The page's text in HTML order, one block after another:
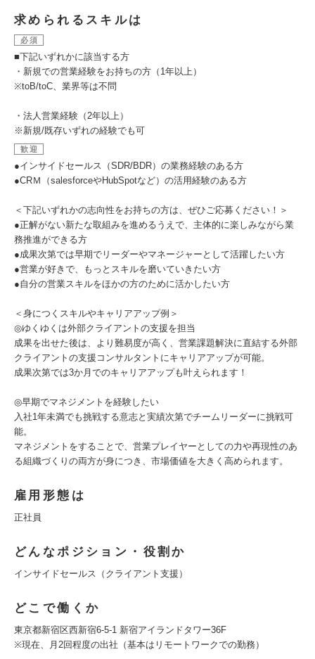
求められるスキルは
必須
■下記いずれかに該当する方
・新規での営業経験をお持ちの方（1年以上）
※toB/toC、業界等は不問
・法人営業経験（2年以上）
※新規/既存いずれの経験でも可
歓迎
●インサイドセールス（SDR/BDR）の業務経験のある方
●CRＭ（salesforceやHubSpotなど）の活用経験のある方
＜下記いずれかの志向性をお持ちの方は、ぜひご応募ください！＞
●正解がない新たな取組みを進めるうえで、主体的に楽しみながら業
務推進ができる方
●成果次第では早期でリーダーやマネージャーとして活躍したい方
●営業が好きで、もっとスキルを磨いていきたい方
●自分の営業スキルをほかの方のために活かしたい方
＜身につくスキルやキャリアアップ例＞
◎ゆくゆくは外部クライアントの支援を担当
成果を出せた後は、より難易度が高く、営業課題解決に直結する外部
クライアントの支援コンサルタントにキャリアアップが可能。
成果次第では3か月でのキャリアアップも叶えられます！
◎早期でマネジメントを経験したい
入社1年未満でも挑戦する意志と実績次第でチームリーダーに挑戦可
能。
マネジメントをすることで、営業プレイヤーとしての力や再現性のあ
る組織づくりの両方が身につき、市場価値を大きく高められます。
雇用形態は
正社員
どんなポジション・役割か
インサイドセールス（クライアント支援）
どこで働くか
東京都新宿区西新宿6-5-1 新宿アイランドタワー36F
※現在、月2回程度の出社（基本はリモートワークでの勤務）